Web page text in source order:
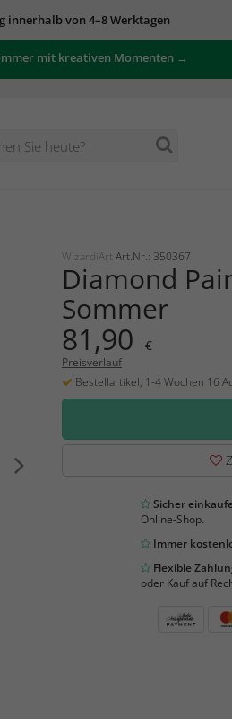
innerhalb von 4–8 Werktagen
mit kreativen Momenten →
WizardiArt Art.Nr.: 350367
Diamond
Sommer
81,90 €
Preisverlauf
Bestellartikel, 1-4 Wochen 16
Sicher
Online-Shop.
Immer
Flexible
oder Kauf auf